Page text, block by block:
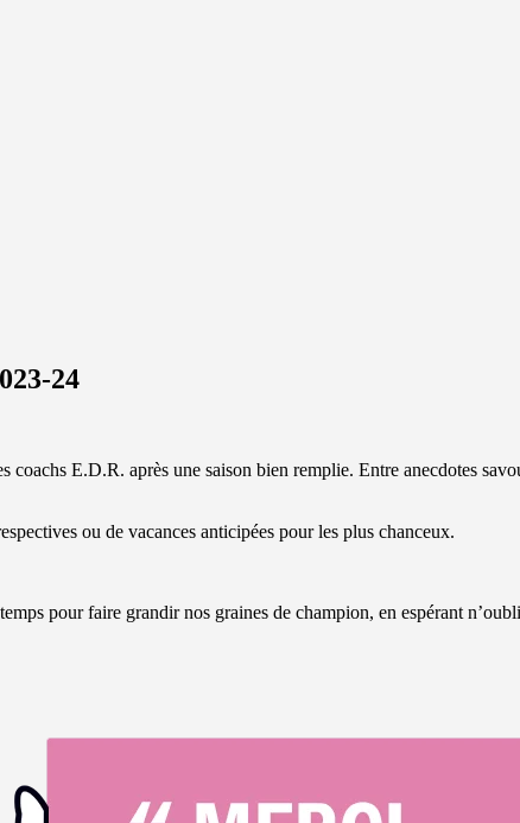
24
E.D.R. après une saison bien remplie. Entre anecdotes
ou de vacances anticipées pour les plus chanceux.
pour faire grandir nos graines de champion, en espérant